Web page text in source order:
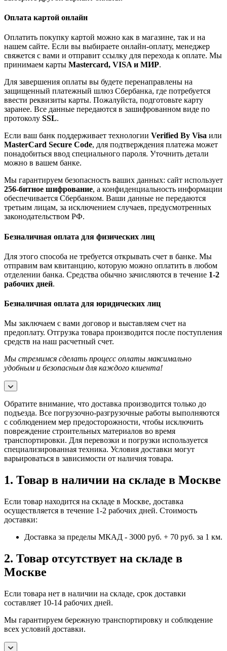
Оплата картой онлайн
Оплатить покупку картой можно как в магазине, так и на
нашем сайте. Если вы выбираете онлайн-оплату, менеджер
свяжется с вами и отправит ссылку для перехода к оплате. Мы
принимаем карты Mastercard, VISA и МИР.
Для завершения оплаты вы будете перенаправлены на
защищенный платежный шлюз Сбербанка, где потребуется
ввести реквизиты карты. Пожалуйста, подготовьте карту
заранее. Все данные передаются в зашифрованном виде по
протоколу SSL.
Если ваш банк поддерживает технологии Verified By Visa или
MasterCard Secure Code, для подтверждения платежа может
понадобиться ввод специального пароля. Уточнить детали
можно в вашем банке.
Мы гарантируем безопасность ваших данных: сайт использует
256-битное шифрование, а конфиденциальность информации
обеспечивается Сбербанком. Ваши данные не передаются
третьим лицам, за исключением случаев, предусмотренных
законодательством РФ.
Безналичная оплата для физических лиц
Для этого способа не требуется открывать счет в банке. Мы
отправим вам квитанцию, которую можно оплатить в любом
отделении банка. Средства обычно зачисляются в течение 1-2
рабочих дней.
Безналичная оплата для юридических лиц
Мы заключаем с вами договор и выставляем счет на
предоплату. Отгрузка товара производится после поступления
средств на наш расчетный счет.
Мы стремимся сделать процесс оплаты максимально
удобным и безопасным для каждого клиента!
Обратите внимание, что доставка производится только до
подъезда. Все погрузочно-разгрузочные работы выполняются
с соблюдением мер предосторожности, чтобы исключить
повреждение строительных материалов во время
транспортировки. Для перевозки и погрузки используется
специализированная техника. Условия доставки могут
варьироваться в зависимости от наличия товара.
1. Товар в наличии на складе в Москве
Если товар находится на складе в Москве, доставка
осуществляется в течение 1-2 рабочих дней. Стоимость
доставки:
Доставка за пределы МКАД - 3000 руб. + 70 руб. за 1 км.
2. Товар отсутствует на складе в
Москве
Если товара нет в наличии на складе, срок доставки
составляет 10-14 рабочих дней.
Мы гарантируем бережную транспортировку и соблюдение
всех условий доставки.